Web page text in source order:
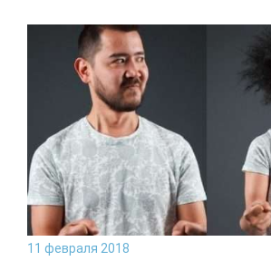
11 февраля 2018